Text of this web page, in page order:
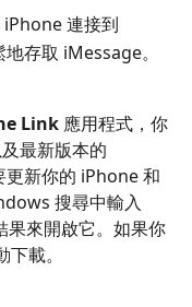
連接到
存取 iMessage。
Link 應用程式，你
最新版本的
新你的 iPhone 和
搜尋中輸入
果來開啟它。如果你
載。